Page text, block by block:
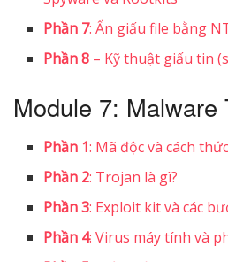
Phần 7: Ẩn giấu file bằng
Phần 8 – Kỹ thuật giấu tin
Module 7: Malware
Phần 1: Mã độc và cách
Phần 2: Trojan là gì?
Phần 3: Exploit kit và các
Phần 4: Virus máy tính và